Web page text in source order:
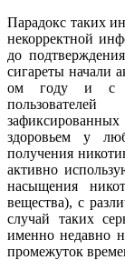
Парадокс таких
некорректной
до
сигареты начали
ом году и с
здоровьем у
получения
активно
насыщения
вещества), с
случай таких
именно недавно
промежуток